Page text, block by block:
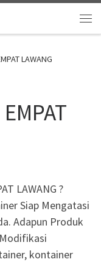
LAWANG
LAWANG ?
Siap Mengatasi
Adapun Produk
kontainer